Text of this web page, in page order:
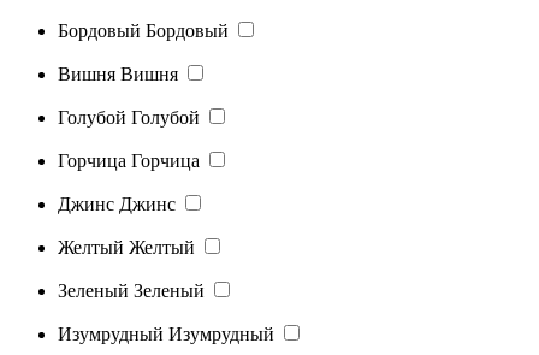
Бордовый Бордовый
Вишня Вишня
Голубой Голубой
Горчица Горчица
Джинс Джинс
Желтый Желтый
Зеленый Зеленый
Изумрудный Изумрудный